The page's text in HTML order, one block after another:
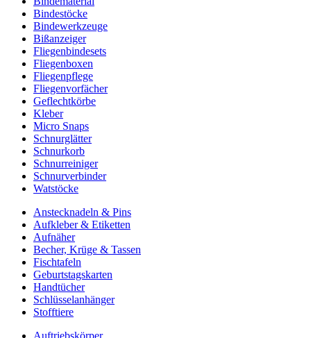
Bindestöcke
Bindewerkzeuge
Bißanzeiger
Fliegenbindesets
Fliegenboxen
Fliegenpflege
Fliegenvorfächer
Geflechtkörbe
Kleber
Micro Snaps
Schnurglätter
Schnurkorb
Schnurreiniger
Schnurverbinder
Watstöcke
Anstecknadeln & Pins
Aufkleber & Etiketten
Aufnäher
Becher, Krüge & Tassen
Fischtafeln
Geburtstagskarten
Handtücher
Schlüsselanhänger
Stofftiere
Auftriebskörper